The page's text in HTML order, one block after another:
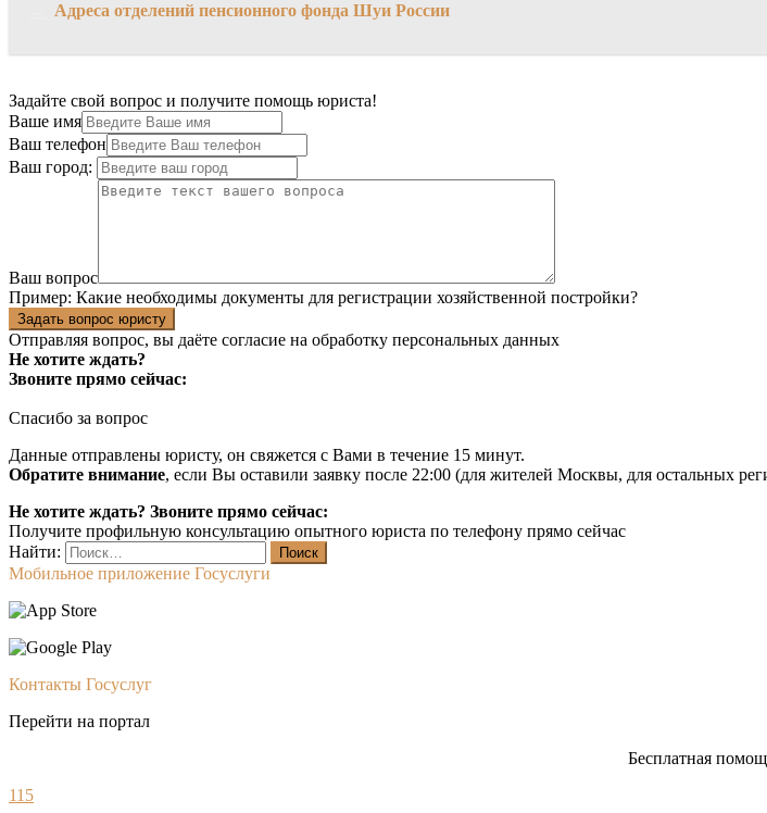
Адреса отделений пенсионного фонда Шуи России
Задайте свой вопрос и получите помощь юриста!
Ваше имя
Ваш телефон
Ваш город:
Ваш вопрос
Пример: Какие необходимы документы для регистрации хозяйственной постройки?
Задать вопрос юристу
Отправляя вопрос, вы даёте согласие на обработку персональных данных
Не хотите ждать?
Звоните прямо сейчас:
Спасибо за вопрос
Данные отправлены юристу, он свяжется с Вами в течение 15 минут.
Обратите внимание, если Вы оставили заявку после 22:00 (для жителей Москвы, для остальных
Не хотите ждать? Звоните прямо сейчас:
Получите профильную консультацию опытного юриста по телефону прямо сейчас
Найти:
Мобильное приложение Госуслуги
Контакты Госуслуг
Перейти на портал
Бесплатная
115